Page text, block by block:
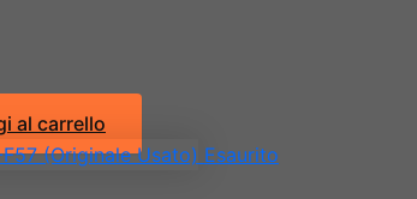
al carrello
Esaurito